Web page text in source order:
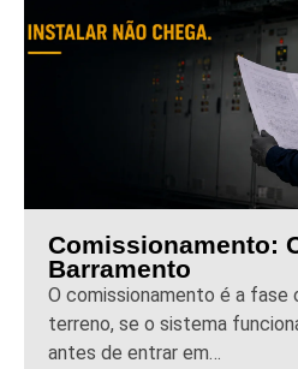
Comissionamento:
Barramento
O comissionamento é a fase
terreno, se o sistema
antes de entrar em…